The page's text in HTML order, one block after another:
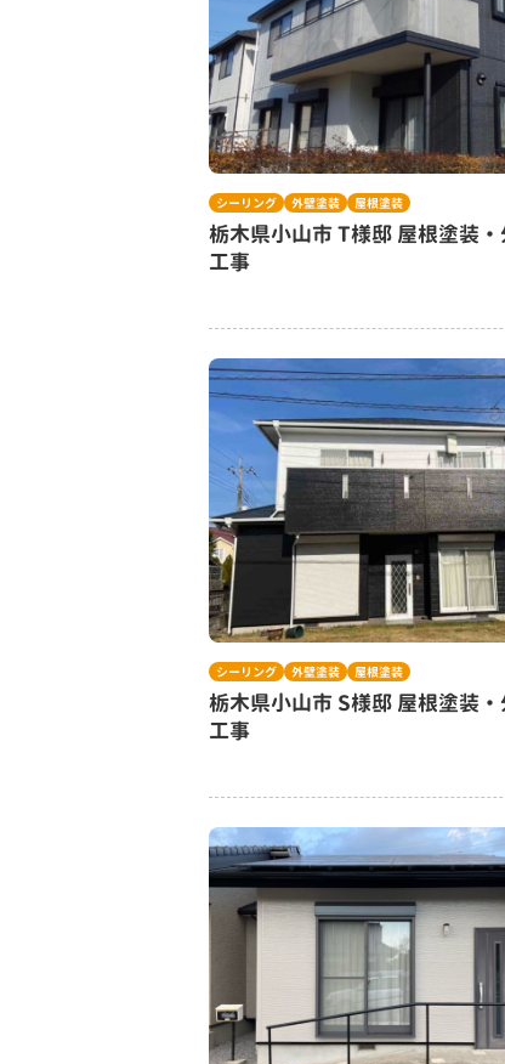
シーリング 外壁塗装 屋根塗装
栃木県小山市 T様邸 屋根塗装
工事
シーリング 外壁塗装 屋根塗装
栃木県小山市 S様邸 屋根塗装
工事